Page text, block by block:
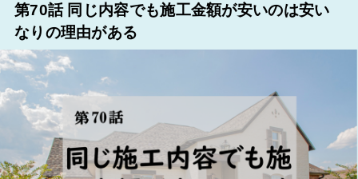
第70話 同じ内容でも施工金額が安いのは安い
なりの理由がある